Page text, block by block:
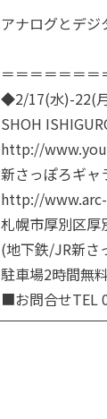
アナログとデジ
＝＝＝＝＝＝＝
◆2/17(水)-22(
SHOH
http://
新さっぽろギャ
http://
札幌市厚別区
(地下鉄/JR新さ
駐車場2時間無
■お問合せTEL